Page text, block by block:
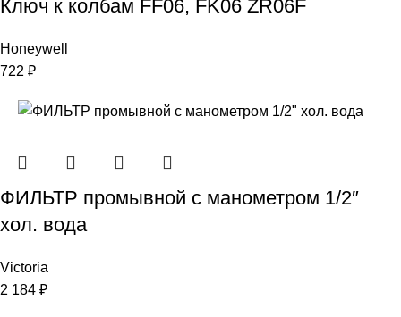
Ключ к колбам FF06, FK06 ZR06F
Honeywell
722 ₽
ФИЛЬТР промывной с манометром 1/2″
хол. вода
Victoria
2 184 ₽